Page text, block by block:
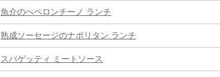
魚介のぺペロンチーノ ランチ
熟成ソーセージのナポリタン ランチ
スパゲッティ ミートソース